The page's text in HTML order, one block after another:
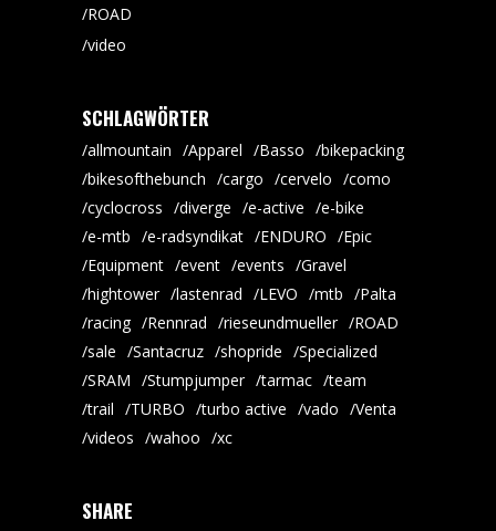
ROAD
video
SCHLAGWÖRTER
allmountain Apparel Basso
bikepacking
bikesofthebunch
cargo cervelo
como
cyclocross
diverge e-active
e-bike
e-mtb
e-radsyndikat ENDURO
Epic
Equipment
event events
Gravel
hightower
lastenrad LEVO mtb
Palta
racing
Rennrad rieseundmueller
ROAD
sale
Santacruz shopride
Specialized
SRAM
Stumpjumper tarmac
team
trail
TURBO turbo active vado
Venta
videos
wahoo xc
SHARE